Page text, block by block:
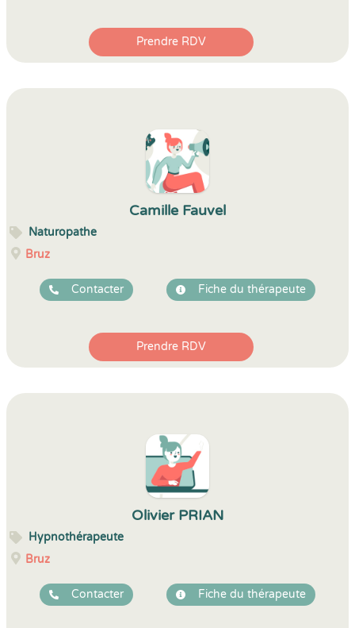
Prendre RDV
Camille Fauvel
Naturopathe
Bruz
Contacter Fiche du thérapeute
Prendre RDV
Olivier PRIAN
Hypnothérapeute
Bruz
Contacter Fiche du thérapeute